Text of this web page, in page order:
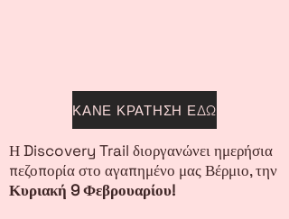
ΚΑΝΕ ΚΡΑΤΗΣΗ ΕΔΩ
Η Discovery Trail διοργανώνει ημερήσια
πεζοπορία στο αγαπημένο μας Βέρμιο, την
Κυριακή 9 Φεβρουαρίου!